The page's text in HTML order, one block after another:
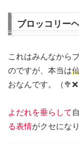
ブロッコリー
これはみんなから
のですが、本当は
おなんです。（🥦❌
よだれを垂らして
る表情がクセにな